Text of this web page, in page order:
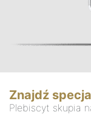
Znajdź
Plebiscyt skupia